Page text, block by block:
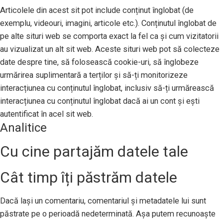
Articolele din acest sit pot include conținut înglobat (de
exemplu, videouri, imagini, articole etc.). Conținutul înglobat de
pe alte situri web se comporta exact la fel ca și cum vizitatorii
au vizualizat un alt sit web. Aceste situri web pot să colecteze
date despre tine, să folosească cookie-uri, să înglobeze
urmărirea suplimentară a terților și să-ți monitorizeze
interacțiunea cu conținutul înglobat, inclusiv să-ți urmărească
interacțiunea cu conținutul înglobat dacă ai un cont și ești
autentificat în acel sit web.
Analitice
Cu cine partajăm datele tale
Cât timp îți păstrăm datele
Dacă lași un comentariu, comentariul și metadatele lui sunt
păstrate pe o perioadă nedeterminată. Așa putem recunoaște